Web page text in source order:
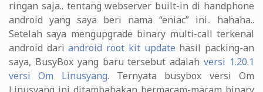
ringan saja.. tentang webserver built-in di handphone
android yang saya beri nama “eniac” ini.. hahaha..
Setelah saya mengupgrade binary multi-call terkenal
android dariandroid root kit update hasil packing-an
saya, BusyBox yang baru tersebut adalahversi 1.20.1
versi Om Linusyang. Ternyata busybox versi Om
Linusyang ini ditambahakan bermacam-macam binary